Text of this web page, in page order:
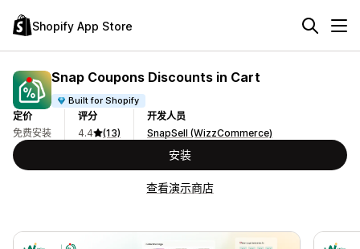
Shopify App Store
Snap Coupons Discounts in Cart
Built for Shopify
定价
免费安装
评分
4.4
(13)
开发人员
SnapSell (WizzCommerce)
安装
查看演示商店